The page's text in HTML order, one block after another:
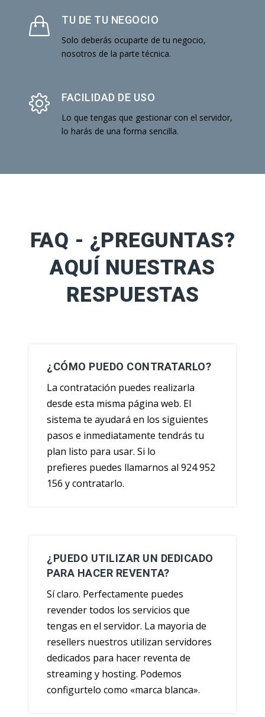
TU DE TU NEGOCIO
Solo deberás ocuparte de tu negocio,
nosotros de la parte técnica.
FACILIDAD DE USO
Lo que tengas que gestionar con el servidor,
lo harás de una forma sencilla.
FAQ - ¿PREGUNTAS?
AQUÍ NUESTRAS
RESPUESTAS
¿CÓMO PUEDO CONTRATARLO?
La contratación puedes realizarla
desde esta misma página web. El
sistema te ayudará en los siguientes
pasos e inmediatamente tendrás tu
plan listo para usar. Si lo
prefieres puedes llamarnos al 924 952
156 y contratarlo.
¿PUEDO UTILIZAR UN DEDICADO
PARA HACER REVENTA?
Sí claro. Perfectamente puedes
revender todos los servicios que
tengas en el servidor. La mayoria de
resellers nuestros utilizan servidores
dedicados para hacer reventa de
streaming y hosting. Podemos
configurtelo como «marca blanca».